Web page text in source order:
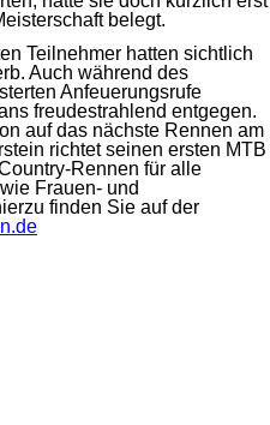
belegt.
Teilnehmer hatten sichtlich
Auch während des
Anfeuerungsrufe
freudestrahlend entgegen.
auf das nächste Rennen am
richtet seinen ersten MTB
Rennen für alle
Frauen- und
finden Sie auf der